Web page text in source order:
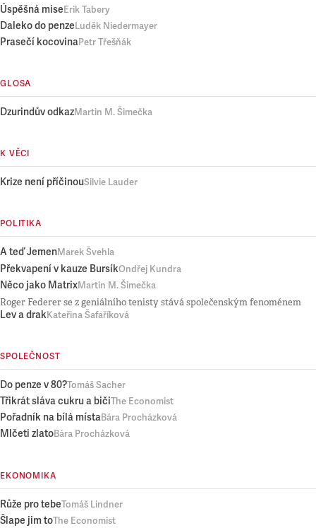
Úspěšná miseErik Tabery
Daleko do penzeLuděk Niedermayer
Prasečí kocovinaPetr Třešňák
GLOSA
Dzurindův odkazMartin M. Šimečka
K VĚCI
Krize není příčinouSilvie Lauder
POLITIKA
A teď JemenMarek Švehla
Překvapení v kauze BursíkOndřej Kundra
Něco jako MatrixMartin M. Šimečka
Roger Federer se z geniálního tenisty stává společenským fenoménem
Lev a drakKateřina Šafaříková
SPOLEČNOST
Do penze v 80?Tomáš Sacher
Třikrát sláva cukru a bičiThe Economist
Pořadník na bílá místaBára Procházková
Mlčeti zlatoBára Procházková
EKONOMIKA
Růže pro tebeTomáš Lindner
Šlape jim toThe Economist